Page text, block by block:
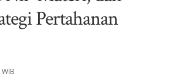
Pertahanan